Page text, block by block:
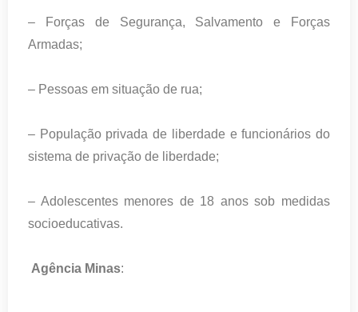
– Forças de Segurança, Salvamento e Forças
Armadas;
– Pessoas em situação de rua;
– População privada de liberdade e funcionários do
sistema de privação de liberdade;
– Adolescentes menores de 18 anos sob medidas
socioeducativas.
Agência Minas: